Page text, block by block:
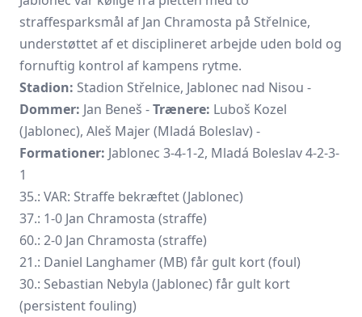
straffesparksmål af Jan Chramosta på Střelnice,
understøttet af et disciplineret arbejde uden bold og
fornuftig kontrol af kampens rytme.
Stadion: Stadion Střelnice, Jablonec nad Nisou -
Dommer: Jan Beneš -Trænere: Luboš Kozel
(Jablonec), Aleš Majer (Mladá Boleslav) -
Formationer: Jablonec 3-4-1-2, Mladá Boleslav 4-2-3-
1
35.: VAR: Straffe bekræftet (Jablonec)
37.: 1-0 Jan Chramosta (straffe)
60.: 2-0 Jan Chramosta (straffe)
21.: Daniel Langhamer (MB) får gult kort (foul)
30.: Sebastian Nebyla (Jablonec) får gult kort
(persistent fouling)